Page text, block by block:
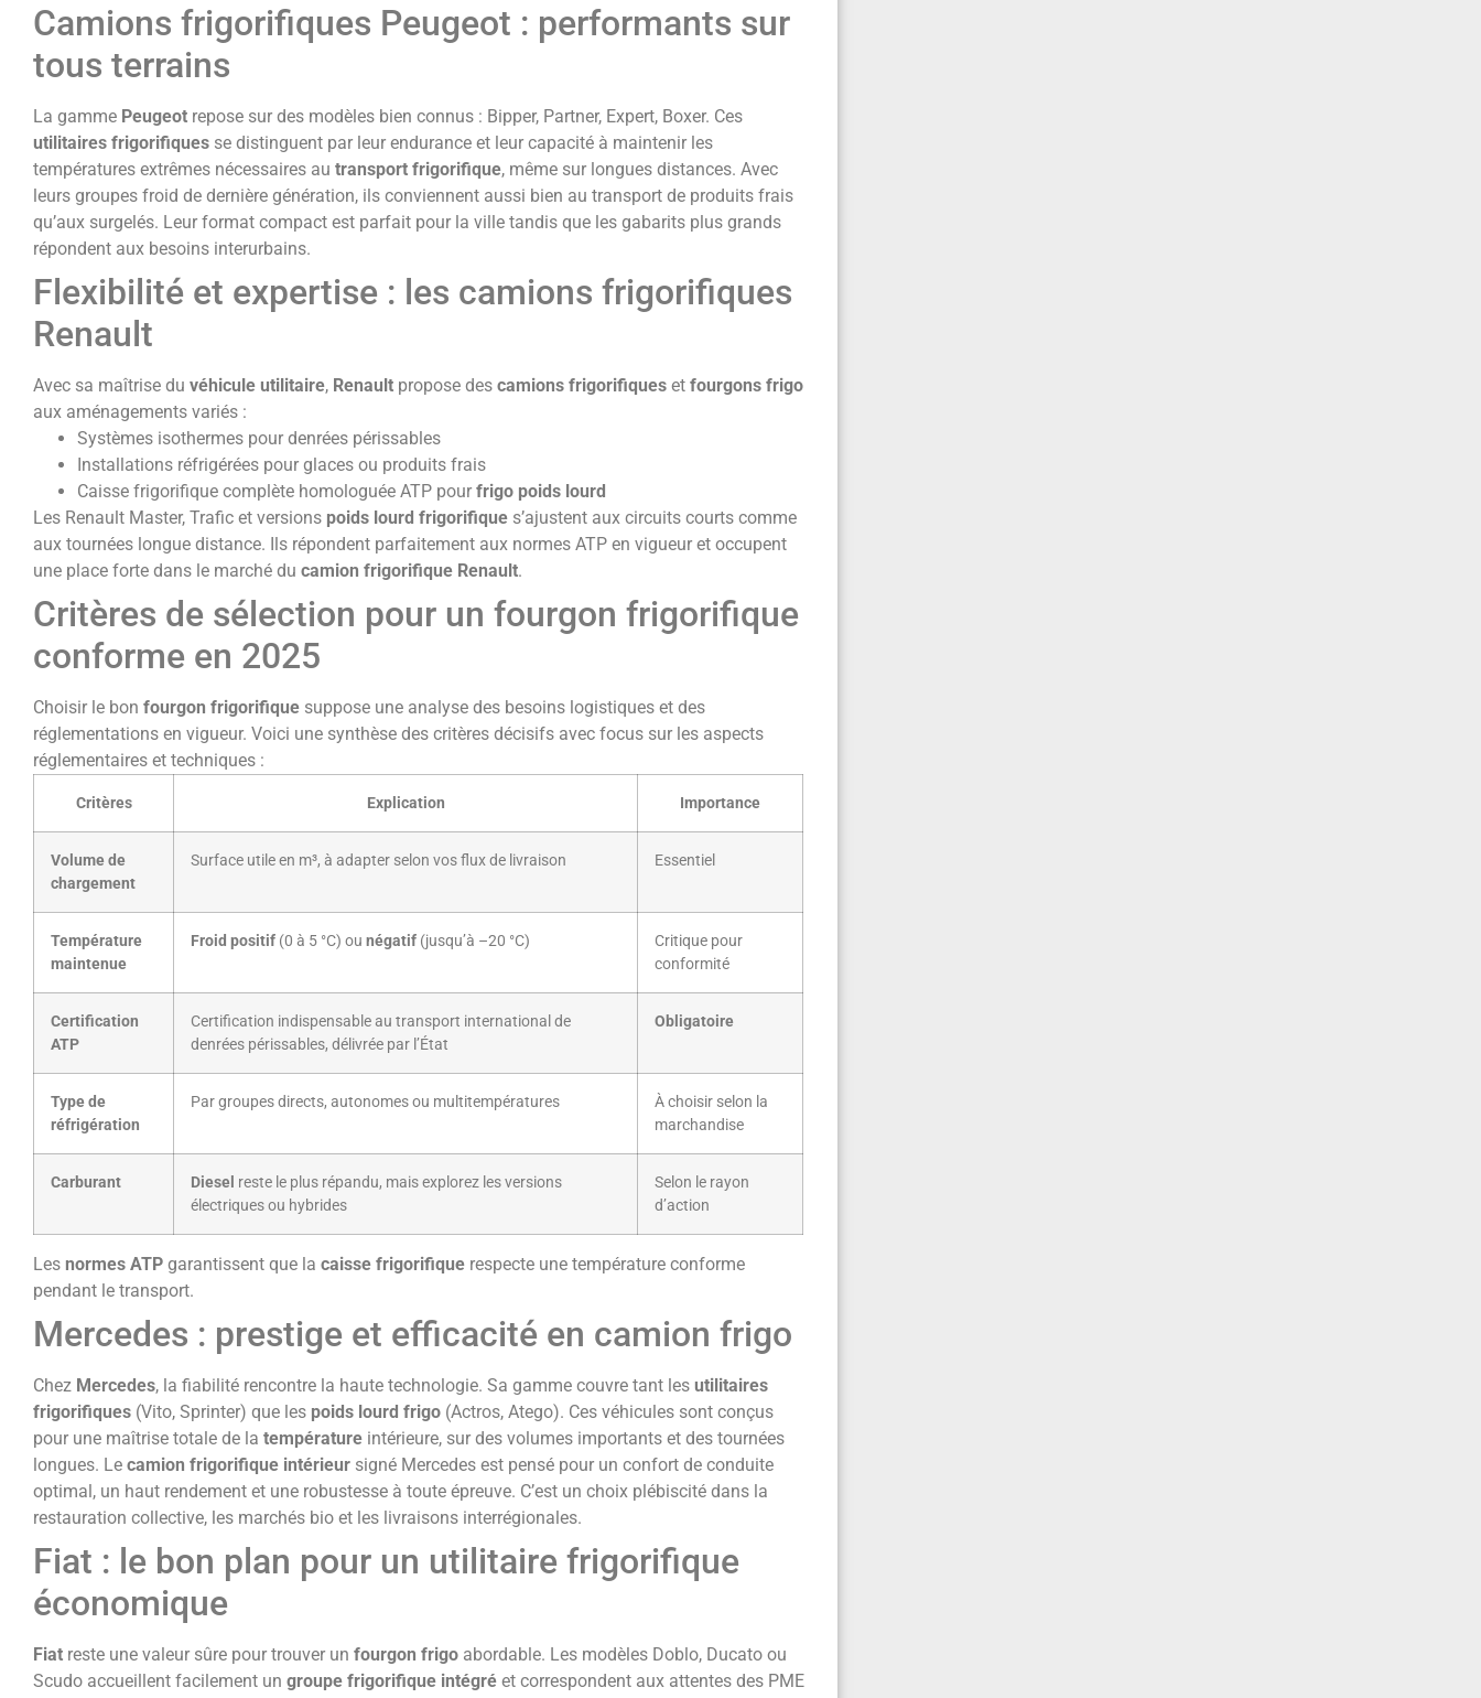
Camions frigorifiques Peugeot : performants sur
tous terrains
La gamme Peugeot repose sur des modèles bien connus : Bipper, Partner, Expert, Boxer. Ces
utilitaires frigorifiques se distinguent par leur endurance et leur capacité à maintenir les
températures extrêmes nécessaires au transport frigorifique, même sur longues distances. Avec
leurs groupes froid de dernière génération, ils conviennent aussi bien au transport de produits frais
qu’aux surgelés. Leur format compact est parfait pour la ville tandis que les gabarits plus grands
répondent aux besoins interurbains.
Flexibilité et expertise : les camions frigorifiques
Renault
Avec sa maîtrise du véhicule utilitaire, Renault propose des camions frigorifiques et fourgons frigo
aux aménagements variés :
Systèmes isothermes pour denrées périssables
Installations réfrigérées pour glaces ou produits frais
Caisse frigorifique complète homologuée ATP pour frigo poids lourd
Les Renault Master, Trafic et versions poids lourd frigorifique s’ajustent aux circuits courts comme
aux tournées longue distance. Ils répondent parfaitement aux normes ATP en vigueur et occupent
une place forte dans le marché du camion frigorifique Renault.
Critères de sélection pour un fourgon frigorifique
conforme en 2025
Choisir le bon fourgon frigorifique suppose une analyse des besoins logistiques et des
réglementations en vigueur. Voici une synthèse des critères décisifs avec focus sur les aspects
réglementaires et techniques :
Critères Explication Importance
Volume de
chargement
Surface utile en m³, à adapter selon vos flux de livraison Essentiel
Température
maintenue
Froid positif (0 à 5 °C) ou négatif (jusqu’à –20 °C)
Critique pour
conformité
Certification
ATP
Certification indispensable au transport international de
denrées périssables, délivrée par l’État
Obligatoire
Type de
réfrigération
Par groupes directs, autonomes ou multitempératures
À choisir selon la
marchandise
Carburant Diesel reste le plus répandu, mais explorez les versions
électriques ou hybrides
Selon le rayon
d’action
Les normes ATP garantissent que la caisse frigorifique respecte une température conforme
pendant le transport.
Mercedes : prestige et efficacité en camion frigo
Chez Mercedes, la fiabilité rencontre la haute technologie. Sa gamme couvre tant les utilitaires
frigorifiques (Vito, Sprinter) que les poids lourd frigo (Actros, Atego). Ces véhicules sont conçus
pour une maîtrise totale de la température intérieure, sur des volumes importants et des tournées
longues. Le camion frigorifique intérieur signé Mercedes est pensé pour un confort de conduite
optimal, un haut rendement et une robustesse à toute épreuve. C’est un choix plébiscité dans la
restauration collective, les marchés bio et les livraisons interrégionales.
Fiat : le bon plan pour un utilitaire frigorifique
économique
Fiat reste une valeur sûre pour trouver un fourgon frigo abordable. Les modèles Doblo, Ducato ou
Scudo accueillent facilement un groupe frigorifique intégré et correspondent aux attentes des PME